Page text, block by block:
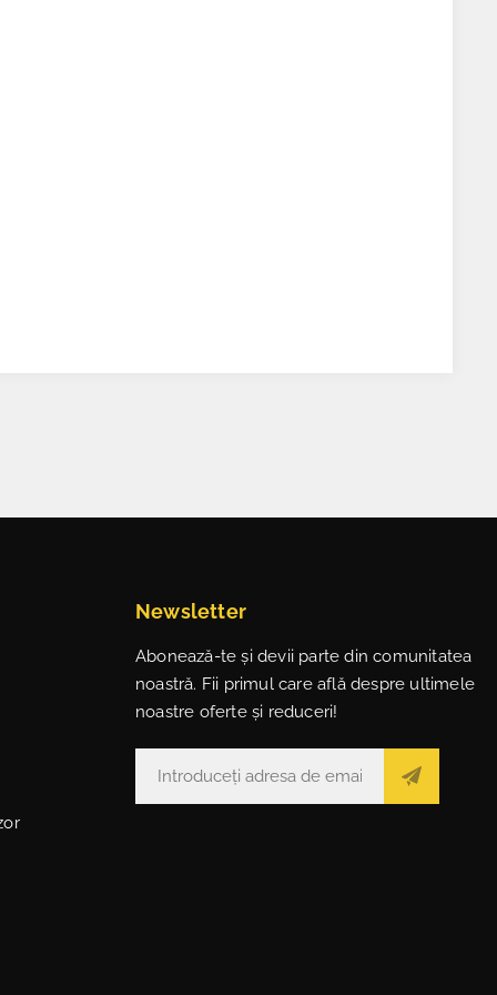
Newsletter
Abonează-te și devii parte din comunitatea
noastră. Fii primul care află despre ultimele
noastre oferte și reduceri!